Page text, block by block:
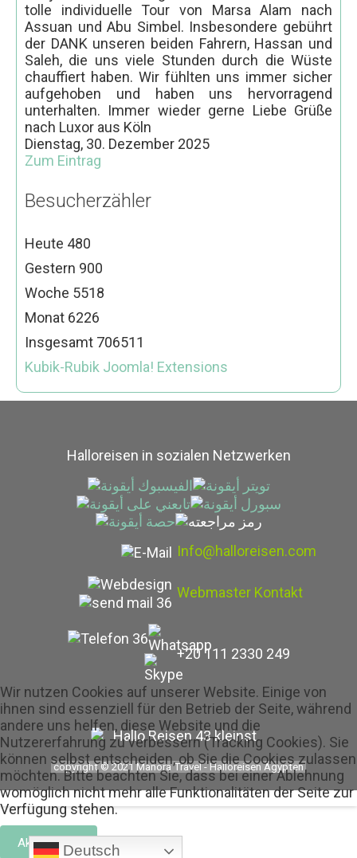
Deutsch
tolle individuelle Tour von Marsa Alam nach
Assuan und Abu Simbel. Insbesondere gebührt
der DANK unseren beiden Fahrern, Hassan und
Saleh, die uns viele Stunden durch die Wüste
chauffiert haben. Wir fühlten uns immer sicher
aufgehoben und haben uns hervorragend
unterhalten. Immer wieder gerne Liebe Grüße
nach Luxor aus Köln
Dienstag, 30. Dezember 2025
Zum Eintrag
Besucherzähler
Heute 480
Gestern 900
Woche 5518
Monat 6226
Insgesamt 706511
Kubik-Rubik Joomla! Extensions
Halloreisen in sozialen Netzwerken
Info@halloreisen.com
Webmaster Kontakt
+20 111 2330 249
copyright © 2021 Manora Travel - Halloreisen Ägypten
Wir nutzen Cookies auf unserer Website. Einige von
ihnen sind essenziell für den Betrieb der Seite, während
andere uns helfen, diese Website und die
Nutzererfahrung zu verbessern (Tracking Cookies). Sie
können selbst entscheiden, ob Sie die Cookies zulassen
möchten. Bitte beachten Sie, dass bei einer Ablehnung
womöglich nicht mehr alle Funktionalitäten der Seite zur
Verfügung stehen.
Akzeptieren